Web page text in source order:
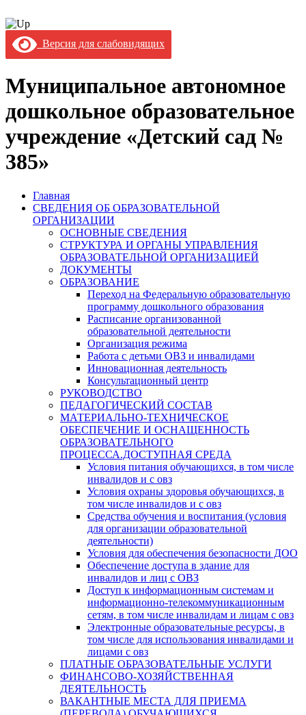
Версия для слабовидящих
Муниципальное автономное
дошкольное образовательное
учреждение «Детский сад №
385»
Главная
СВЕДЕНИЯ ОБ ОБРАЗОВАТЕЛЬНОЙ
ОРГАНИЗАЦИИ
ОСНОВНЫЕ СВЕДЕНИЯ
СТРУКТУРА И ОРГАНЫ УПРАВЛЕНИЯ
ОБРАЗОВАТЕЛЬНОЙ ОРГАНИЗАЦИЕЙ
ДОКУМЕНТЫ
ОБРАЗОВАНИЕ
Переход на Федеральную образовательную
программу дошкольного образования
Расписание организованной
образовательной деятельности
Организация режима
Работа с детьми ОВЗ и инвалидами
Инновационная деятельность
Консультационный центр
РУКОВОДСТВО
ПЕДАГОГИЧЕСКИЙ СОСТАВ
МАТЕРИАЛЬНО-ТЕХНИЧЕСКОЕ
ОБЕСПЕЧЕНИЕ И ОСНАЩЕННОСТЬ
ОБРАЗОВАТЕЛЬНОГО
ПРОЦЕССА.ДОСТУПНАЯ СРЕДА
Условия питания обучающихся, в том числе
инвалидов и с овз
Условия охраны здоровья обучающихся, в
том числе инвалидов и с овз
Средства обучения и воспитания (условия
для организации образовательной
деятельности)
Условия для обеспечения безопасности ДОО
Обеспечение доступа в здание для
инвалидов и лиц с ОВЗ
Доступ к информационным системам и
информационно-телекоммуникационным
сетям, в том числе инвалидам и лицам с овз
Электронные образовательные ресурсы, в
том числе для использования инвалидами и
лицами с овз
ПЛАТНЫЕ ОБРАЗОВАТЕЛЬНЫЕ УСЛУГИ
ФИНАНСОВО-ХОЗЯЙСТВЕННАЯ
ДЕЯТЕЛЬНОСТЬ
ВАКАНТНЫЕ МЕСТА ДЛЯ ПРИЕМА